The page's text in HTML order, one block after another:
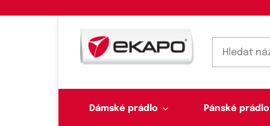
Dámské prádlo Pánské prádlo